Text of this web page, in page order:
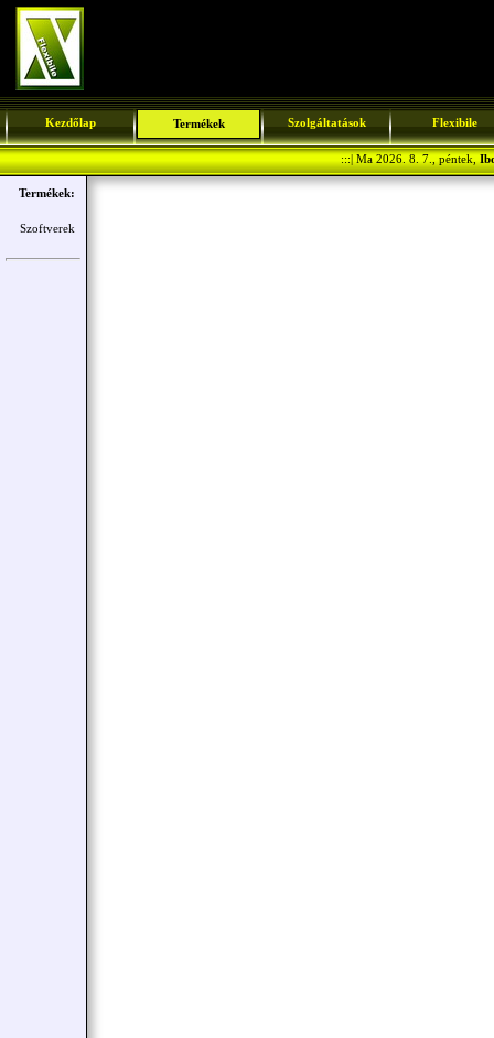
Kezdőlap Termékek Szolgáltatások Flexibile
:::| Ma 2026. 8. 7., péntek,
Termékek:
Szoftverek